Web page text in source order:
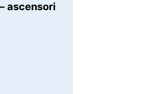
ascensori